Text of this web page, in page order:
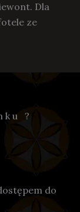
Dla
ze
?
do